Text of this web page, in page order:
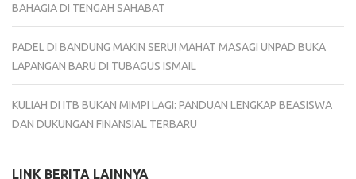
BAHAGIA DI TENGAH SAHABAT
PADEL DI BANDUNG MAKIN SERU! MAHAT MASAGI UNPAD BUKA
LAPANGAN BARU DI TUBAGUS ISMAIL
KULIAH DI ITB BUKAN MIMPI LAGI: PANDUAN LENGKAP BEASISWA
DAN DUKUNGAN FINANSIAL TERBARU
LINK BERITA LAINNYA